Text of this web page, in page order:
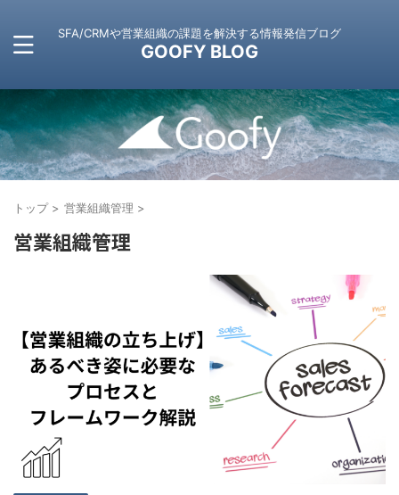
SFA/CRMや営業組織の課題を解決する情報発信ブログ
GOOFY BLOG
トップ> 営業組織管理 >
営業組織管理